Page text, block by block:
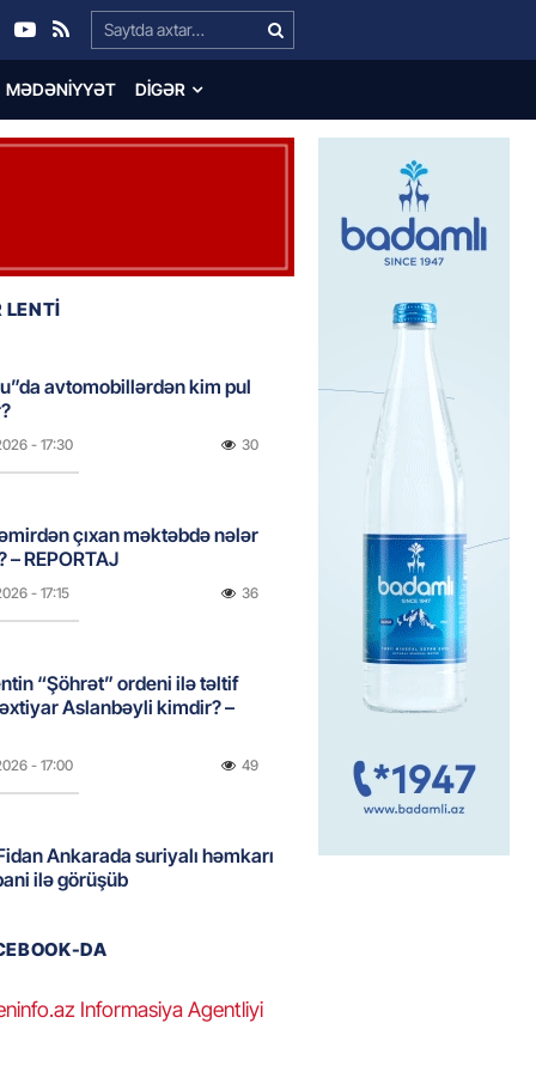
Search…
MƏDƏNIYYƏT DIGƏR
avtomobillərdən kim pul
- 17:30 30
çıxan məktəbdə nələr
– REPORTAJ
- 17:15 36
“Şöhrət” ordeni ilə təltif
Aslanbəyli kimdir? –
- 17:00 49
Ankarada suriyalı həmkarı
ilə görüşüb
Abbaszadə abituriyentlərə
etdi: MÜTLƏQ OXUYUN!
DA
Informasiya Agentliyi